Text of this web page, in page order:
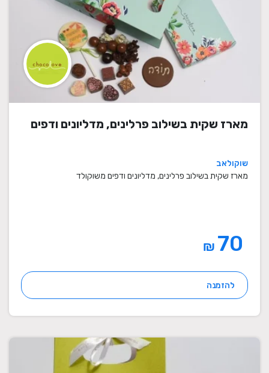
מארז שקית בשילוב פרלינים, מדליונים ודפים
שוקולאב
מארז שקית בשילוב פרלינים, מדליונים ודפים משוקולד
₪
להזמנה